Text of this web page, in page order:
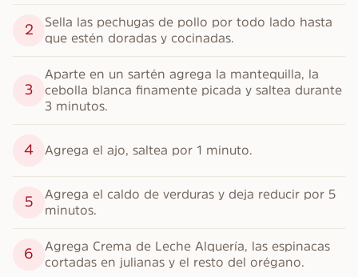
2
Sella las pechugas de pollo por todo lado hasta
que estén doradas y cocinadas.
3
Aparte en un sartén agrega la mantequilla, la
cebolla blanca finamente picada y saltea durante
3 minutos.
4 Agrega el ajo, saltea por 1 minuto.
5
Agrega el caldo de verduras y deja reducir por 5
minutos.
6
Agrega Crema de Leche Alquería, las espinacas
cortadas en julianas y el resto del orégano.